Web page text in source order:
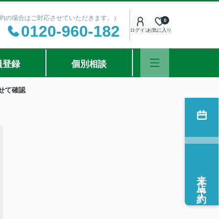
場合はご対応させていただきます。）
0120-960-182 ログインお気に入り
0
登録 個別相談
て確認
来店予約